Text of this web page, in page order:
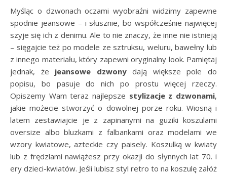
Myśląc o dzwonach oczami wyobraźni widzimy zapewne
spodnie jeansowe – i słusznie, bo współcześnie najwięcej
szyje się ich z denimu. Ale to nie znaczy, że inne nie istnieją
– sięgajcie też po modele ze sztruksu, weluru, bawełny lub
z innego materiału, który zapewni oryginalny look. Pamiętaj
jednak, że jeansowe dzwonydają większe pole do
popisu, bo pasuje do nich po prostu więcej rzeczy.
Opiszemy Wam teraz najlepsze stylizacje z dzwonami,
jakie możecie stworzyć o dowolnej porze roku. Wiosną i
latem zestawiajcie je z zapinanymi na guziki koszulami
oversize albo bluzkami z falbankami oraz modelami we
wzory kwiatowe, azteckie czy paisely. Koszulką w kwiaty
lub z frędzlami nawiążesz przy okazji do słynnych lat 70. i
ery dzieci-kwiatów. Jeśli lubisz styl retro to na koszulę załóż